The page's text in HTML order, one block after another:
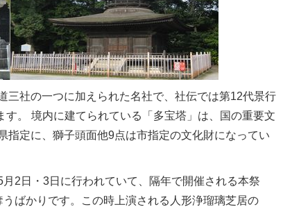
三社の一つに加えられた名社で、社伝では第12代景行
。 境内に建てられている「多宝塔」は、国の重要文
指定に、獅子頭面他9点は市指定の文化財になってい
2日・3日に行われていて、隔年で開催される本祭
うばかりです。この時上演される人形浄瑠璃芝居の